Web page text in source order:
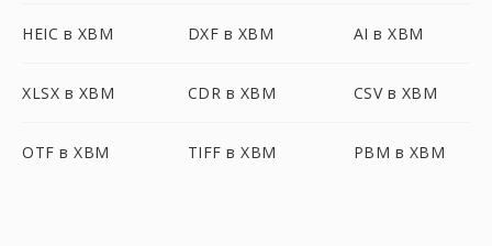
HEIC в XBM DXF в XBM AI в XBM
XLSX в XBM CDR в XBM CSV в XBM
OTF в XBM TIFF в XBM PBM в XBM